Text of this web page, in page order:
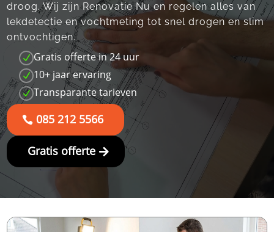
droog.​ Wij zijn Renovatie Nu en regelen alles van
lekdetectie en vochtmeting tot snel drogen en slim
ontvochtigen.​
N Gratis offerte in 24 uur
N 10+ jaar ervaring
N Transparante tarieven
085 212 5566
Gratis offerte